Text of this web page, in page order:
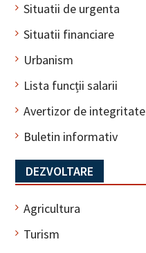
Situatii de urgenta
Situatii financiare
Urbanism
Lista funcții salarii
Avertizor de integritate
Buletin informativ
DEZVOLTARE
Agricultura
Turism